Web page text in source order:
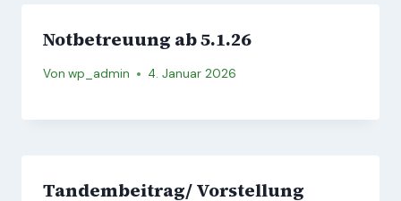
Notbetreuung ab 5.1.26
Von wp_admin 4. Januar 2026
Tandembeitrag/ Vorstellung